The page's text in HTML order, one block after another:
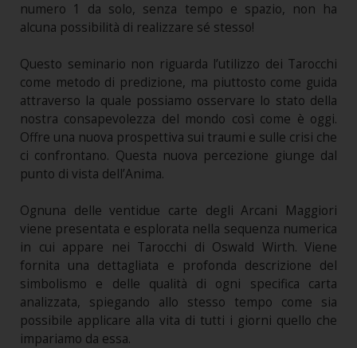
numero 1 da solo, senza tempo e spazio, non ha
alcuna possibilità di realizzare sé stesso!
Questo seminario non riguarda l’utilizzo dei Tarocchi
come metodo di predizione, ma piuttosto come guida
attraverso la quale possiamo osservare lo stato della
nostra consapevolezza del mondo così come è oggi.
Offre una nuova prospettiva sui traumi e sulle crisi che
ci confrontano. Questa nuova percezione giunge dal
punto di vista dell’Anima.
Ognuna delle ventidue carte degli Arcani Maggiori
viene presentata e esplorata nella sequenza numerica
in cui appare nei Tarocchi di Oswald Wirth. Viene
fornita una dettagliata e profonda descrizione del
simbolismo e delle qualità di ogni specifica carta
analizzata, spiegando allo stesso tempo come sia
possibile applicare alla vita di tutti i giorni quello che
impariamo da essa.